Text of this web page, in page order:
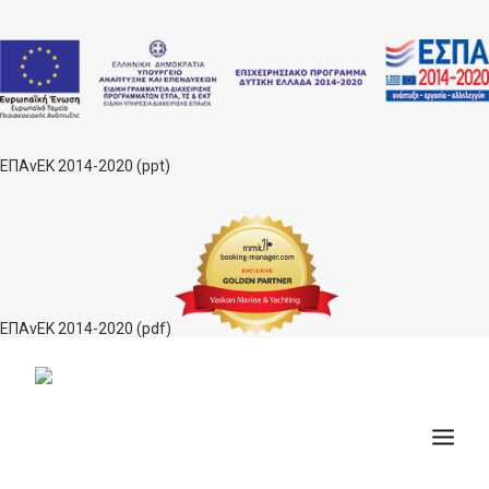
ΕΠΑνΕΚ 2014-2020 (ppt)
ΕΠΑνΕΚ 2014-2020 (pdf)